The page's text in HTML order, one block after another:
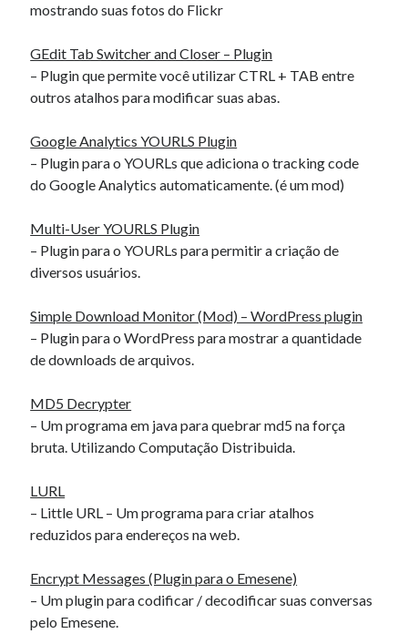
mobilní casino s Licencí 2026emMulti-User YOURLS Plugin.
mostbet_ddpremUbuntu, VirtualBox 2.2 e USB
PatrickNupemCircuitos e Técnicas Digitais – EEL5105
Http://Www.Albacasado.Com/2025/09/14/Regulierung-Gluestv-
Lizenz-Whitelist/emInstalar Apache2, PHP5, PHPmyAdmin, mySQL
mostrando suas fotos do Flickr
GEdit Tab Switcher and Closer – Plugin
– Plugin que permite você utilizar CTRL + TAB entre
outros atalhos para modificar suas abas.
Google Analytics YOURLS Plugin
– Plugin para o YOURLs que adiciona o tracking code
do Google Analytics automaticamente. (é um mod)
Multi-User YOURLS Plugin
– Plugin para o YOURLs para permitir a criação de
diversos usuários.
Simple Download Monitor (Mod) – WordPress plugin
– Plugin para o WordPress para mostrar a quantidade
de downloads de arquivos.
MD5 Decrypter
– Um programa em java para quebrar md5 na força
bruta. Utilizando Computação Distribuida.
LURL
– Little URL – Um programa para criar atalhos
reduzidos para endereços na web.
Encrypt Messages (Plugin para o Emesene)
– Um plugin para codificar / decodificar suas conversas
pelo Emesene.